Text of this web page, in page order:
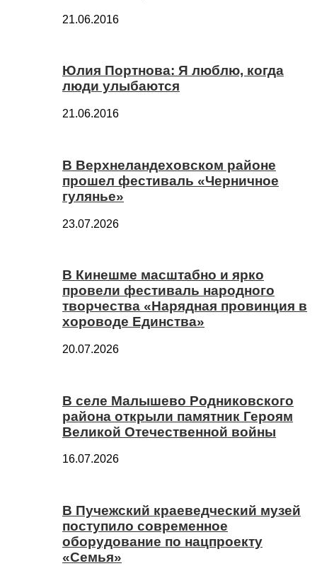
21.06.2016
Юлия Портнова: Я люблю, когда
люди улыбаются
21.06.2016
В Верхнеландеховском районе
прошел фестиваль «Черничное
гулянье»
23.07.2026
В Кинешме масштабно и ярко
провели фестиваль народного
творчества «Нарядная провинция в
хороводе Единства»
20.07.2026
В селе Малышево Родниковского
района открыли памятник Героям
Великой Отечественной войны
16.07.2026
В Пучежский краеведческий музей
поступило современное
оборудование по нацпроекту
«Семья»